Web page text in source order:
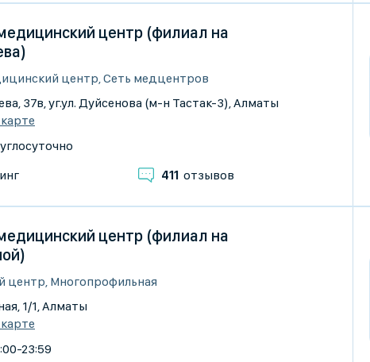
медицинский центр (филиал на
центр, Сеть медцентров
37в, уг.ул. Дуйсенова (м-н Тастак-3), Алматы
411 отзывов
медицинский центр (филиал на
центр, Многопрофильная
1/1, Алматы
23:59